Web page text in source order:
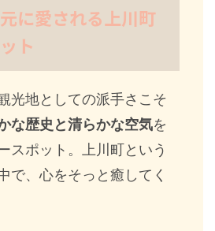
に愛される上川町
ト
光地としての派手さこそ
な歴史と清らかな空気を
スポット。上川町という
で、心をそっと癒してく